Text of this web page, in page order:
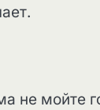
не мойте